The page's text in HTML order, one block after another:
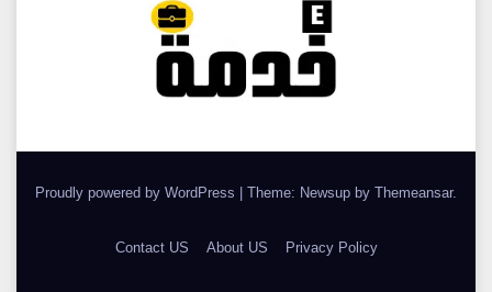
Proudly powered by WordPress Theme: Newsup by Themeansar.
Contact US About US Privacy Policy